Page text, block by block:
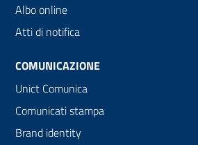
Albo online
Atti di notifica
COMUNICAZIONE
Unict Comunica
Comunicati stampa
Brand identity